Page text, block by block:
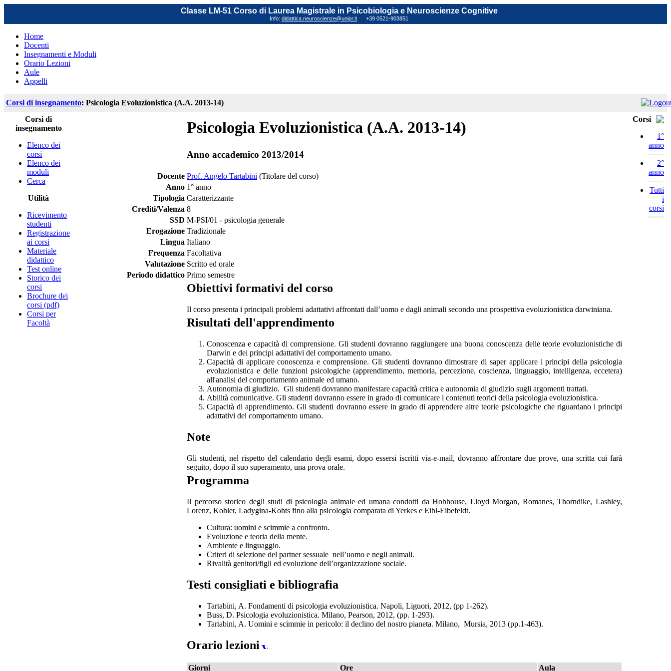
Classe LM-51 Corso di Laurea Magistrale in Psicobiologia e Neuroscienze Cognitive
Info: didattica.neuroscienze@unipr.it +39 0521-903851
Home
Docenti
Insegnamenti e Moduli
Orario Lezioni
Aule
Appelli
Corsi di insegnamento: Psicologia Evoluzionistica (A.A. 2013-14)
Corsi di
insegnamento
Elenco dei
corsi
Elenco dei
moduli
Cerca
Utilità
Ricevimento
studenti
Registrazione
ai corsi
Materiale
didattico
Test online
Storico dei
corsi
Brochure dei
corsi (pdf)
Corsi per
Facoltà
Psicologia Evoluzionistica (A.A. 2013-14)
Anno accademico 2013/2014
Docente Prof. Angelo Tartabini (Titolare del corso)
Anno 1° anno
Tipologia Caratterizzante
Crediti/Valenza 8
SSD M-PSI/01 - psicologia generale
Erogazione Tradizionale
Lingua Italiano
Frequenza Facoltativa
Valutazione Scritto ed orale
Periodo didattico Primo semestre
Obiettivi formativi del corso
Il corso presenta i principali problemi adattativi affrontati dall’uomo e dagli animali secondo una prospettiva evoluzionistica darwiniana.
Risultati dell'apprendimento
Conoscenza e capacità di comprensione. Gli studenti dovranno raggiungere una buona conoscenza delle teorie evoluzionistiche di
Darwin e dei principi adattativi del comportamento umano.
Capacità di applicare conoscenza e comprensione. Gli studenti dovranno dimostrare di saper applicare i principi della psicologia
evoluzionistica e delle funzioni psicologiche (apprendimento, memoria, percezione, coscienza, linguaggio, intelligenza, eccetera)
all'analisi del comportamento animale ed umano.
Autonomia di giudizio. Gli studenti dovranno manifestare capacità critica e autonomia di giudizio sugli argomenti trattati.
Abilità comunicative. Gli studenti dovranno essere in grado di comunicare i contenuti teorici della psicologia evoluzionistica.
Capacità di apprendimento. Gli studenti dovranno essere in grado di apprendere altre teorie psicologiche che riguardano i principi
adattativi del comportamento umano.
Note
Gli studenti, nel rispetto del calendario degli esami, dopo essersi iscritti via-e-mail, dovranno affrontare due prove, una scritta cui farà
seguito, dopo il suo superamento, una prova orale.
Programma
Il percorso storico degli studi di psicologia animale ed umana condotti da Hobhouse, Lloyd Morgan, Romanes, Thorndike, Lashley,
Lorenz, Kohler, Ladygina-Kohts fino alla psicologia comparata di Yerkes e Eibl-Eibefeldt.
Cultura: uomini e scimmie a confronto.
Evoluzione e teoria della mente.
Ambiente e linguaggio.
Criteri di selezione del partner sessuale nell’uomo e negli animali.
Rivalità genitori/figli ed evoluzione dell’organizzazione sociale.
Testi consigliati e bibliografia
Tartabini, A. Fondamenti di psicologia evoluzionistica. Napoli, Liguori, 2012, (pp 1-262).
Buss, D. Psicologia evoluzionistica. Milano, Pearson, 2012, (pp. 1-293).
Tartabini, A. Uomini e scimmie in pericolo: il declino del nostro pianeta. Milano, Mursia, 2013 (pp.1-463).
Orario lezioni
Giorni Ore Aula
Corsi
1°
anno
2°
anno
Tutti
i
corsi